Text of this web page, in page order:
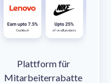
Plattform für
Mitarbeiterrabatte